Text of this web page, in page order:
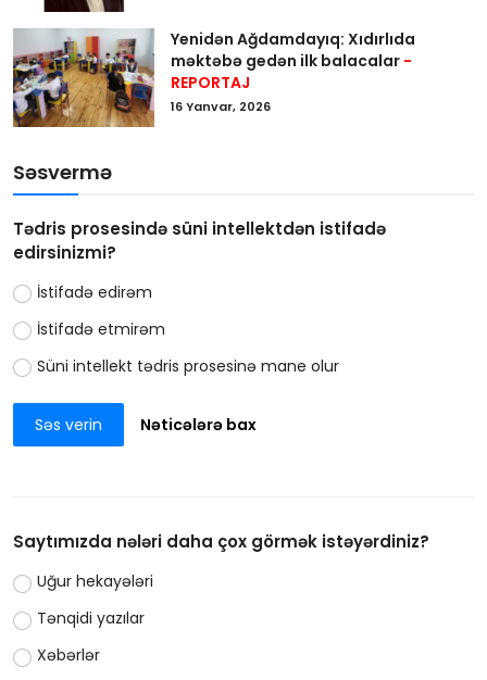
Yenidən Ağdamdayıq: Xıdırlıda
məktəbə gedən ilk balacalar -
REPORTAJ
16 Yanvar, 2026
Səsvermə
Tədris prosesində süni intellektdən istifadə
edirsinizmi?
İstifadə edirəm
İstifadə etmirəm
Süni intellekt tədris prosesinə mane olur
Səs verin Nəticələrə bax
Saytımızda nələri daha çox görmək istəyərdiniz?
Uğur hekayələri
Tənqidi yazılar
Xəbərlər